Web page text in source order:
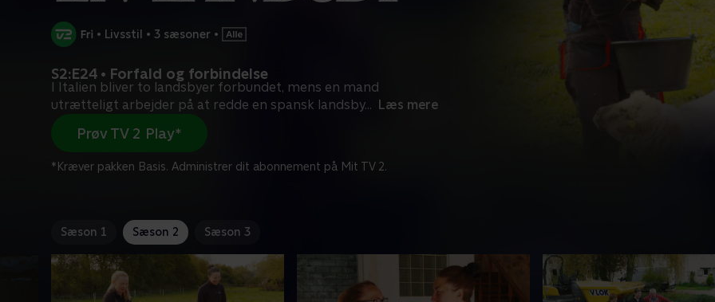
• Livsstil • 3 sæsoner •
S2:E24 • Forfald og forbindelse
I Italien bliver to landsbyer forbundet, mens en mand
utrætteligt arbejder på at redde en spansk landsby... Læs mere
Prøv TV 2 Play*
*Kræver pakken Basis. Administrer dit abonnement på Mit TV 2.
Sæson 1 Sæson 2 Sæson 3